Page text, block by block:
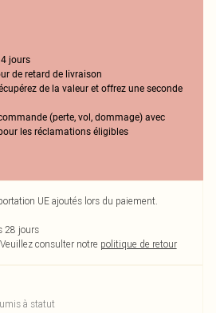
jours
de retard de livraison
de la valeur et offrez une seconde
(perte, vol, dommage) avec
les réclamations éligibles
UE ajoutés lors du paiement.
28 jours
Veuillez consulter notre politique de retour
à statut